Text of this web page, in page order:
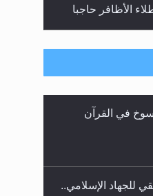
الأظافر حاجبا
وفق السنة
كوافير نسائي
المحجبات؟
في القرآن
للجهاد الإسلامي..